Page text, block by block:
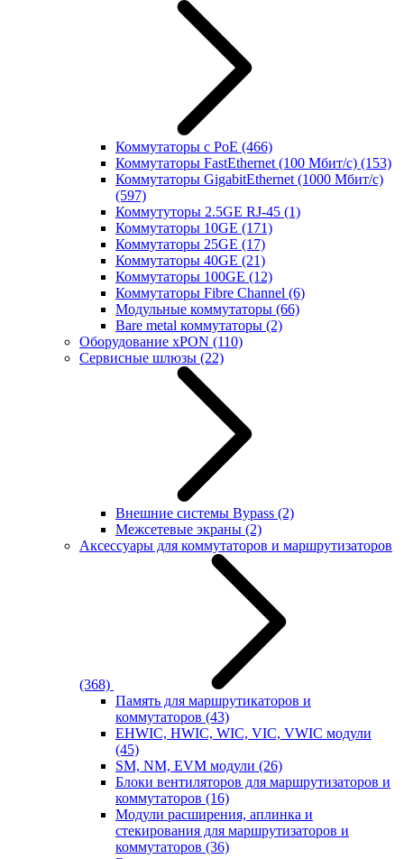
Коммутаторы с PoE (466)
Коммутаторы FastEthernet (100 Мбит/с) (153)
Коммутаторы GigabitEthernet (1000 Мбит/с)
(597)
Коммутуторы 2.5GE RJ-45 (1)
Коммутаторы 10GE (171)
Коммутаторы 25GE (17)
Коммутаторы 40GE (21)
Коммутаторы 100GE (12)
Коммутаторы Fibre Channel (6)
Модульные коммутаторы (66)
Bare metal коммутаторы (2)
Оборудование xPON (110)
Сервисные шлюзы (22)
Внешние системы Bypass (2)
Межсетевые экраны (2)
Аксессуары для коммутаторов и маршрутизаторов
(368)
Память для маршрутикаторов и
коммутаторов (43)
EHWIC, HWIC, WIC, VIC, VWIC модули
(45)
SM, NM, EVM модули (26)
Блоки вентиляторов для маршрутизаторов и
коммутаторов (16)
Модули расширения, аплинка и
стекирования для маршрутизаторов и
коммутаторов (36)